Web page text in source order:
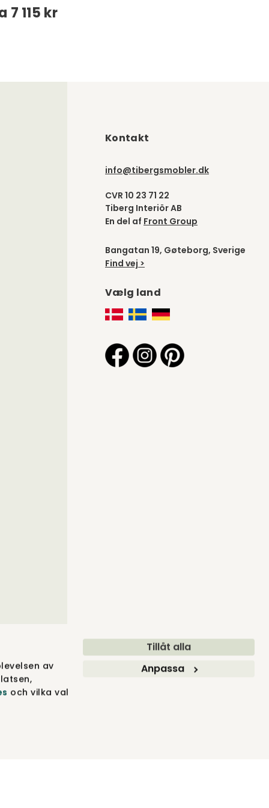
av
och vilka val
Tillåt alla
Anpassa
7 115 kr
Kontakt
info@tibergsmobler.dk
CVR 10 23 71 22
Tiberg Interiör AB
En del af Front Group
Bangatan 19, Gøteborg, Sverige
Find vej >
Vælg land